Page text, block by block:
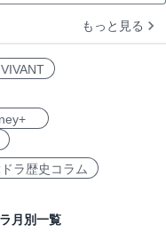
もっと見る
VIVANT
ラ歴史コラム
月別一覧